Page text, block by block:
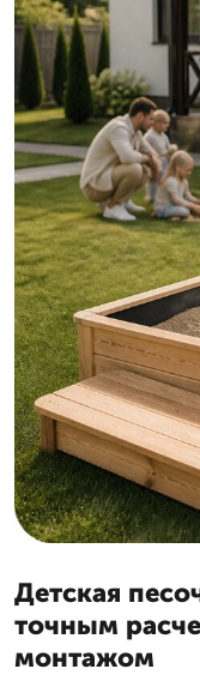
Детская
точным
монтажом